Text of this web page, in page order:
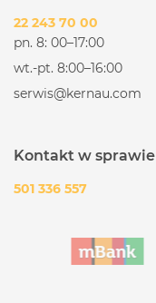
22 243 70 00
pn. 8: 00–17:00
wt.-pt. 8:00–16:00
serwis@kernau.com
Kontakt w
501 336 557